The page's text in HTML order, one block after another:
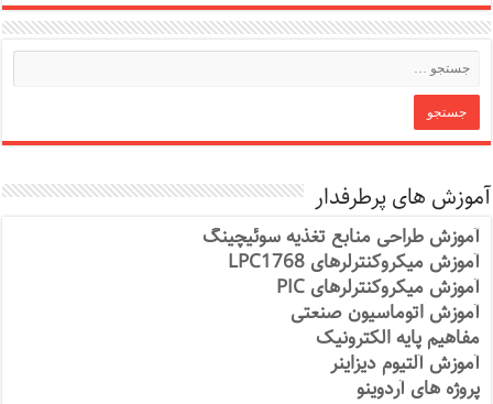
آموزش های پرطرفدار
آموزش طراحی منابع تغذیه سوئیچینگ
آموزش میکروکنترلرهای LPC1768
آموزش میکروکنترلرهای PIC
آموزش اتوماسیون صنعتی
مفاهیم پایه الکترونیک
آموزش آلتیوم دیزاینر
پروژه های آردوینو